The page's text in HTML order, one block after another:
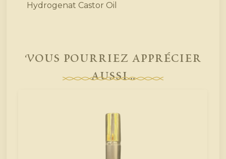
Hydrogenat Castor Oil
Vous pourriez apprécier
aussi...